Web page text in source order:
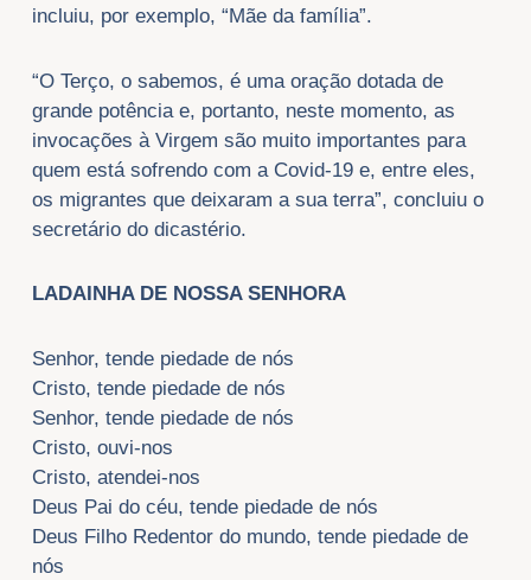
incluiu, por exemplo, “Mãe da família”.
“O Terço, o sabemos, é uma oração dotada de
grande potência e, portanto, neste momento, as
invocações à Virgem são muito importantes para
quem está sofrendo com a Covid-19 e, entre eles,
os migrantes que deixaram a sua terra”, concluiu o
secretário do dicastério.
LADAINHA DE NOSSA SENHORA
Senhor, tende piedade de nós
Cristo, tende piedade de nós
Senhor, tende piedade de nós
Cristo, ouvi-nos
Cristo, atendei-nos
Deus Pai do céu, tende piedade de nós
Deus Filho Redentor do mundo, tende piedade de
nós